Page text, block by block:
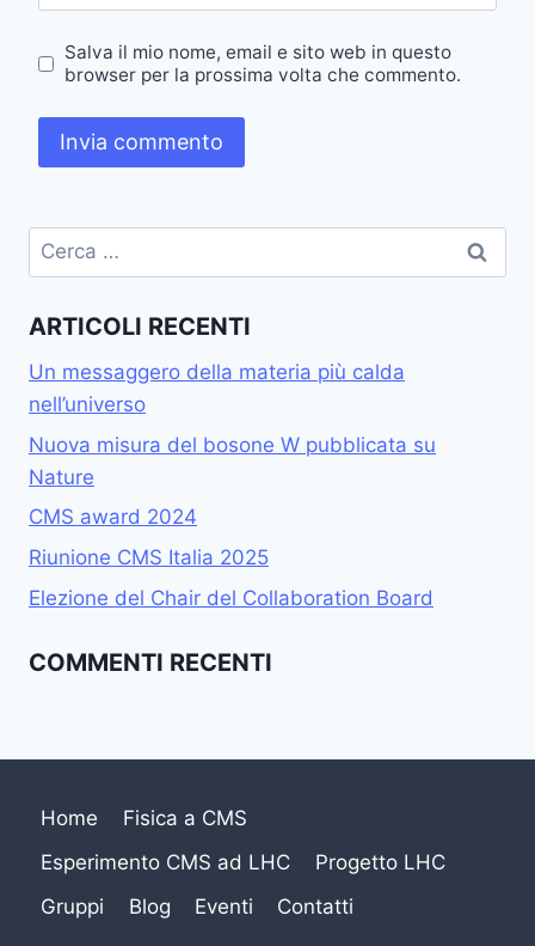
Salva il mio nome, email e sito web in questo
browser per la prossima volta che commento.
Ricerca
per:
ARTICOLI RECENTI
Un messaggero della materia più calda
nell’universo
Nuova misura del bosone W pubblicata su
Nature
CMS award 2024
Riunione CMS Italia 2025
Elezione del Chair del Collaboration Board
COMMENTI RECENTI
Home
Fisica a CMS
Esperimento CMS ad LHC
Progetto LHC
Gruppi
Blog Eventi Contatti